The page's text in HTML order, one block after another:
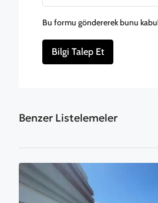
Bu formu göndererek bunu
Bilgi Talep Et
Benzer Listelemeler